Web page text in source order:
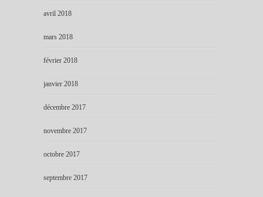
avril 2018
mars 2018
février 2018
janvier 2018
décembre 2017
novembre 2017
octobre 2017
septembre 2017